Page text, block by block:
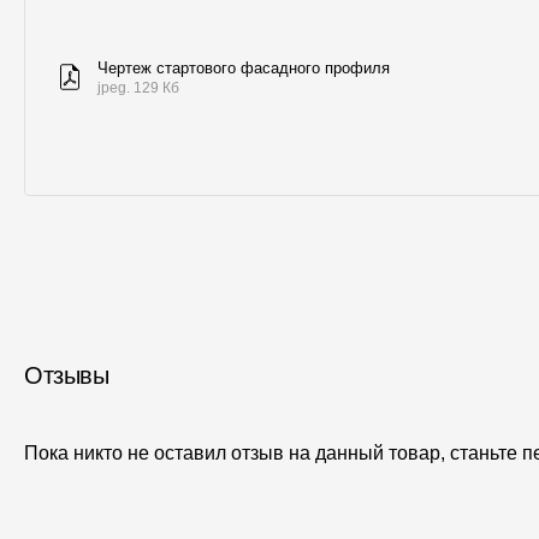
Чертеж стартового фасадного профиля
jpeg. 129 Кб
Отзывы
Пока никто не оставил отзыв на данный товар, станьте